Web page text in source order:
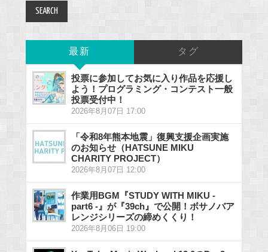
最新 タグ
投票に参加してお気に入り作品を応援し
よう！プログラミング・コンテスト一般
投票受付中！
2026年8月07日 17:00
「令和8年熊本地震」復興支援企画実施
のお知らせ（HATSUNE MIKU
CHARITY PROJECT）
2026年8月07日 12:00
作業用BGM『STUDY WITH MIKU -
part6 -』が『39ch』で公開！ボサノバア
レンジシリーズの締めくくり！
2026年8月06日 19:00